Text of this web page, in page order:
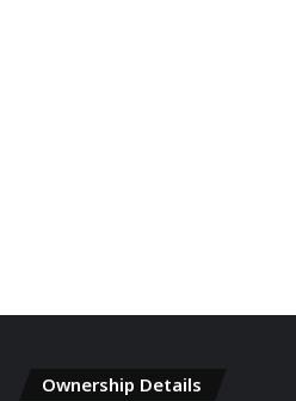
Ownership Details